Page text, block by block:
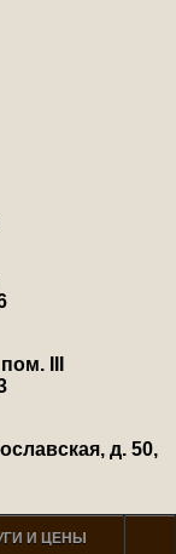
III
д. 50,
И ЦЕНЫ